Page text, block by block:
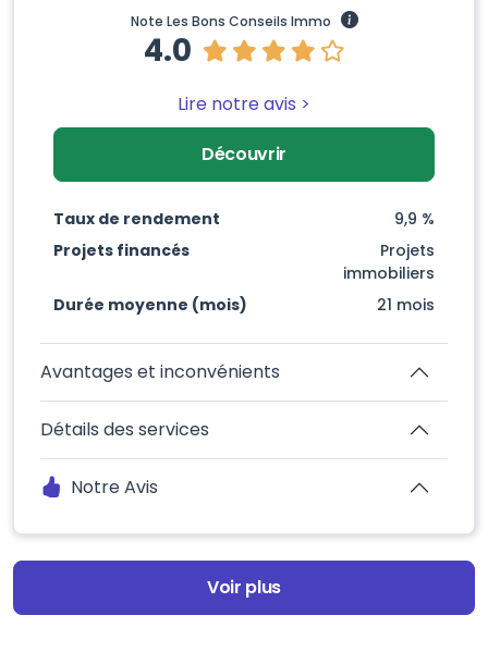
Note Les Bons Conseils Immo
4.0
Taux de rendement
9,9 %
Projets financés
Projets
immobiliers
Durée moyenne (mois)
21 mois
Découvrir
Lire notre avis >
Avantages et inconvénients
Détails des services
Notre Avis
Voir plus